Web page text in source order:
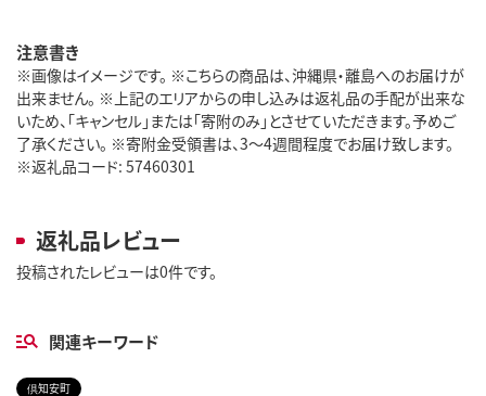
注意書き
※画像はイメージです。 ※こちらの商品は、沖縄県・離島へのお届けが
出来ません。 ※上記のエリアからの申し込みは返礼品の手配が出来な
いため、「キャンセル」または「寄附のみ」とさせていただきます。予めご
了承ください。 ※寄附金受領書は、3～4週間程度でお届け致します。
※返礼品コード: 57460301
返礼品レビュー
投稿されたレビューは0件です。
関連キーワード
倶知安町